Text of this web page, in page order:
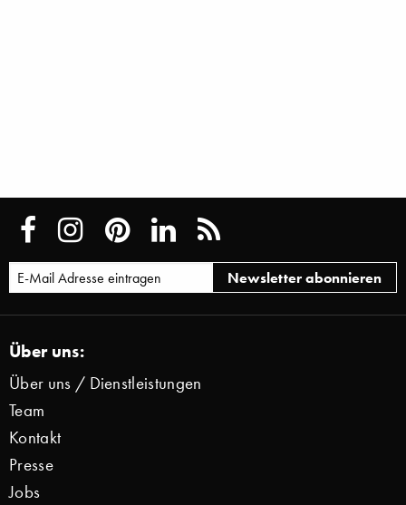
Über uns:
Über uns / Dienstleistungen
Team
Kontakt
Presse
Jobs